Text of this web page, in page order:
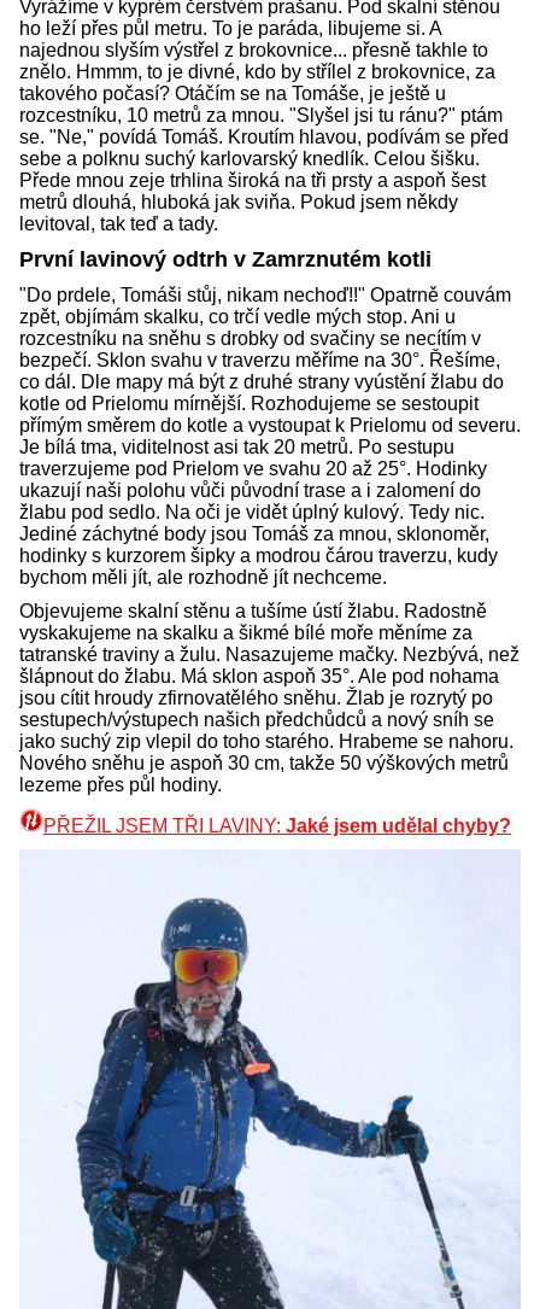
Vyrážíme v kyprém čerstvém prašanu. Pod skalní stěnou
ho leží přes půl metru. To je paráda, libujeme si. A
najednou slyším výstřel z brokovnice... přesně takhle to
znělo. Hmmm, to je divné, kdo by střílel z brokovnice, za
takového počasí? Otáčím se na Tomáše, je ještě u
rozcestníku, 10 metrů za mnou. "Slyšel jsi tu ránu?" ptám
se. "Ne," povídá Tomáš. Kroutím hlavou, podívám se před
sebe a polknu suchý karlovarský knedlík. Celou šišku.
Přede mnou zeje trhlina široká na tři prsty a aspoň šest
metrů dlouhá, hluboká jak sviňa. Pokud jsem někdy
levitoval, tak teď a tady.
První lavinový odtrh v Zamrznutém kotli
"Do prdele, Tomáši stůj, nikam nechoď!!" Opatrně couvám
zpět, objímám skalku, co trčí vedle mých stop. Ani u
rozcestníku na sněhu s drobky od svačiny se necítím v
bezpečí. Sklon svahu v traverzu měříme na 30°. Řešíme,
co dál. Dle mapy má být z druhé strany vyústění žlabu do
kotle od Prielomu mírnější. Rozhodujeme se sestoupit
přímým směrem do kotle a vystoupat k Prielomu od severu.
Je bílá tma, viditelnost asi tak 20 metrů. Po sestupu
traverzujeme pod Prielom ve svahu 20 až 25°. Hodinky
ukazují naši polohu vůči původní trase a i zalomení do
žlabu pod sedlo. Na oči je vidět úplný kulový. Tedy nic.
Jediné záchytné body jsou Tomáš za mnou, sklonoměr,
hodinky s kurzorem šipky a modrou čárou traverzu, kudy
bychom měli jít, ale rozhodně jít nechceme.
Objevujeme skalní stěnu a tušíme ústí žlabu. Radostně
vyskakujeme na skalku a šikmé bílé moře měníme za
tatranské traviny a žulu. Nasazujeme mačky. Nezbývá, než
šlápnout do žlabu. Má sklon aspoň 35°. Ale pod nohama
jsou cítit hroudy zfirnovatělého sněhu. Žlab je rozrytý po
sestupech/výstupech našich předchůdců a nový sníh se
jako suchý zip vlepil do toho starého. Hrabeme se nahoru.
Nového sněhu je aspoň 30 cm, takže 50 výškových metrů
lezeme přes půl hodiny.
PŘEŽIL JSEM TŘI LAVINY: Jaké jsem udělal chyby?